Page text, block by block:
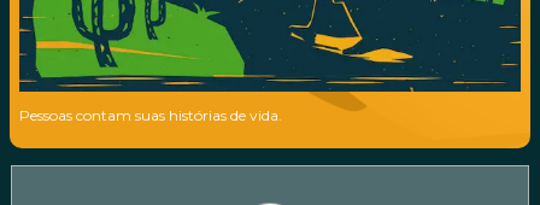
Pessoas contam suas histórias de vida.